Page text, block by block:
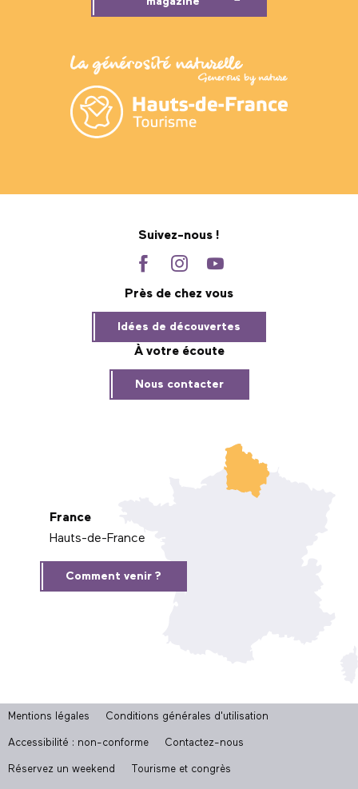
Suivez-nous !
Près de chez vous
Idées de découvertes
À votre écoute
Nous contacter
France
Hauts-de-France
Comment venir ?
Mentions légales Conditions générales d'utilisation
Accessibilité : non-conforme Contactez-nous
Réservez un weekend Tourisme et congrès